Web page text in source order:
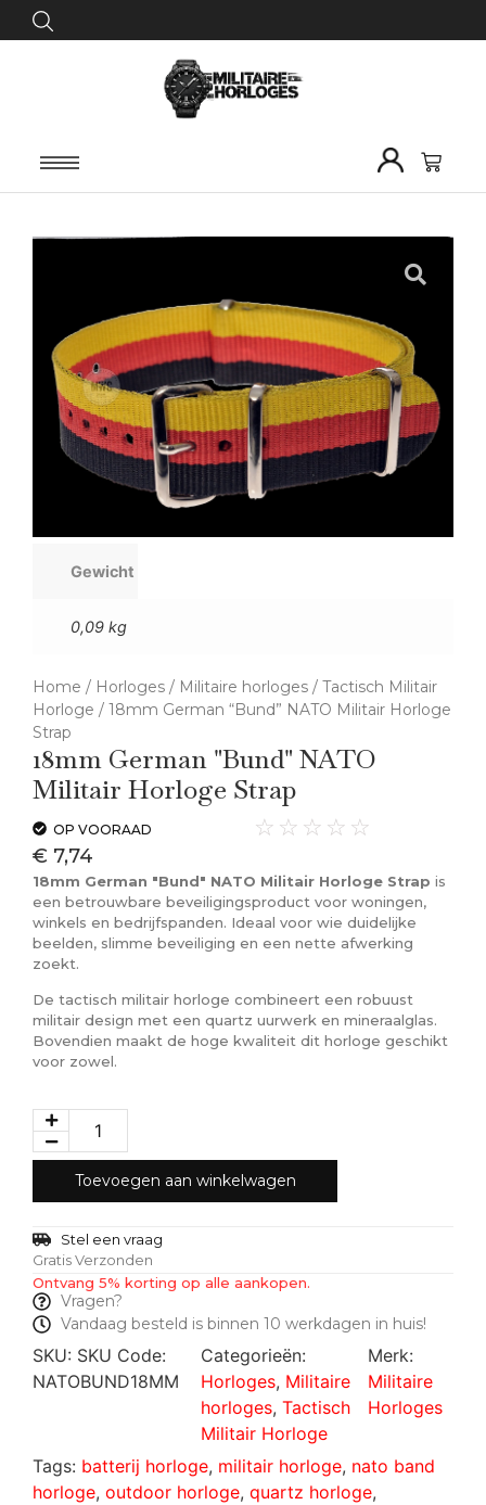
Gewicht
0,09 kg
Home / Horloges / Militaire horloges / Tactisch Militair
Horloge / 18mm German “Bund” NATO Militair Horloge
Strap
18mm German "Bund" NATO
Militair Horloge Strap
OP VOORAAD ☆ ☆ ☆ ☆ ☆
€ 7,74
18mm German "Bund" NATO Militair Horloge Strap is
een betrouwbare beveiligingsproduct voor woningen,
winkels en bedrijfspanden. Ideaal voor wie duidelijke
beelden, slimme beveiliging en een nette afwerking
zoekt.
De tactisch militair horloge combineert een robuust
militair design met een quartz uurwerk en mineraalglas.
Bovendien maakt de hoge kwaliteit dit horloge geschikt
voor zowel.
Toevoegen aan winkelwagen
Stel een vraag
Gratis Verzonden
Ontvang 5% korting op alle aankopen.
Vragen?
Vandaag besteld is binnen 10 werkdagen in huis!
SKU: SKU Code:
NATOBUND18MM
Categorieën:
Horloges, Militaire
horloges, Tactisch
Militair Horloge
Merk:
Militaire
Horloges
Tags: batterij horloge, militair horloge, nato band
horloge, outdoor horloge, quartz horloge,